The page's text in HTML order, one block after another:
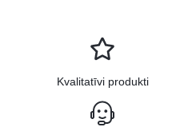
Kvalitatīvi produkti